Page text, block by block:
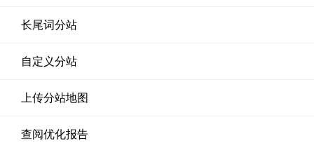
长尾词分站
自定义分站
上传分站地图
查阅优化报告